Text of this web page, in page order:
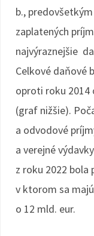
b.,
zaplatených
najvýraznejšie
Celkové daňové
oproti roku 2014
(graf nižšie).
a odvodové
a verejné
z roku 2022
v ktorom sa
o 12 mld. eur.